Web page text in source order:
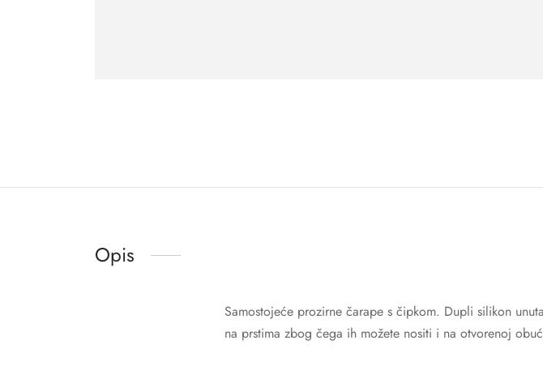
Opis
Samostojeće prozirne čarape s čipkom. Dupli silikon
na prstima zbog čega ih možete nositi i na otvorenoj